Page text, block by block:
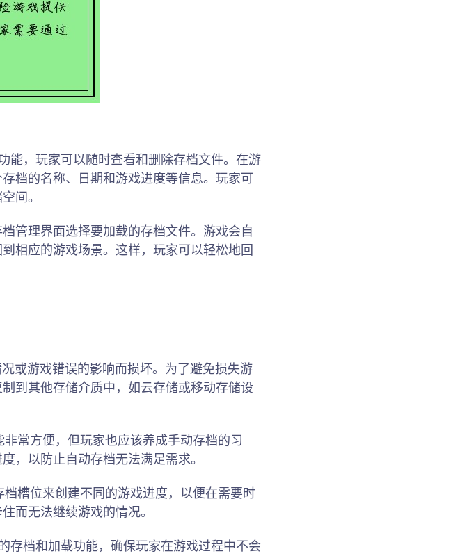
能，玩家可以随时查看和删除存档文件。在游
档的名称、日期和游戏进度等信息。玩家可
间。
管理界面选择要加载的存档文件。游戏会自
相应的游戏场景。这样，玩家可以轻松地回
或游戏错误的影响而损坏。为了避免损失游
到其他存储介质中，如云存储或移动存储设
常方便，但玩家也应该养成手动存档的习
，以防止自动存档无法满足需求。
槽位来创建不同的游戏进度，以便在需要时
而无法继续游戏的情况。
存档和加载功能，确保玩家在游戏过程中不会